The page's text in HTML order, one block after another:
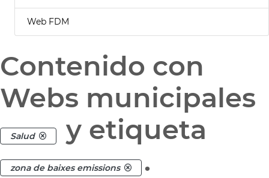
Web FDM
Contenido con
Webs municipales
Salud y etiqueta
zona de baixes emissions .